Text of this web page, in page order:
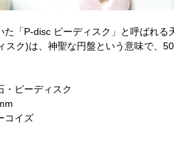
た「P-disc ピーディスク」と呼ばれる
スク)は、神聖な円盤という意味で、
・ピーディスク
コイズ